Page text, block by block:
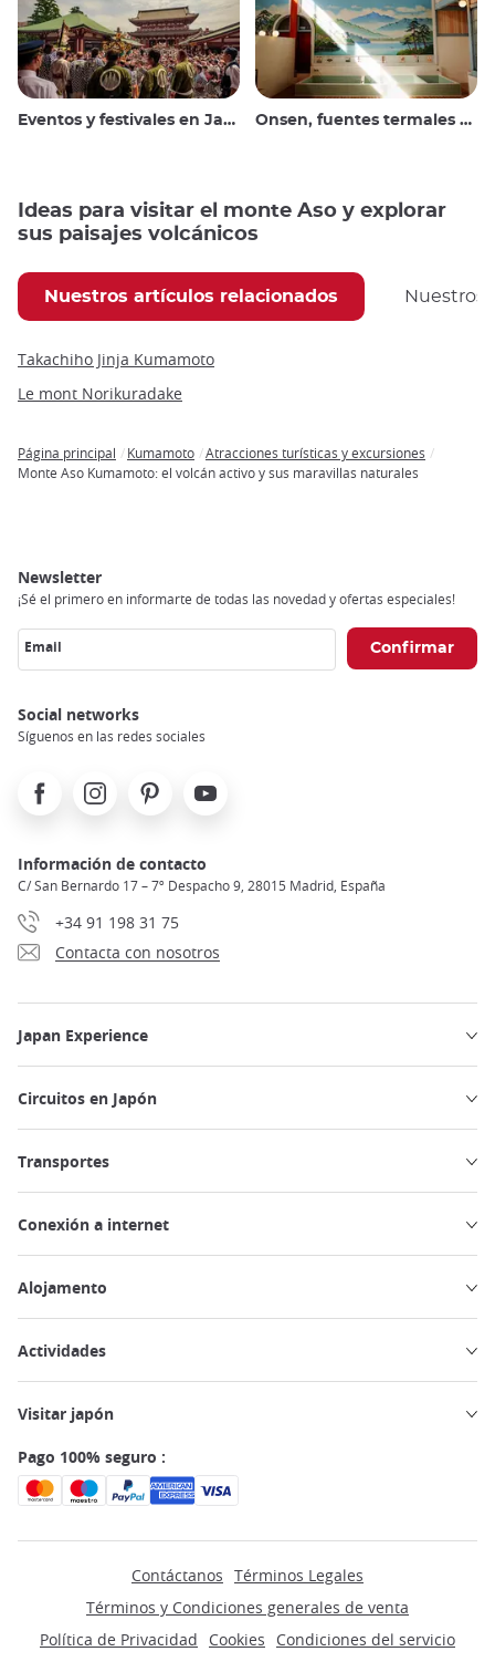
Eventos y festivales en Japón Onsen, fuentes termales y baños públicos
Ideas para visitar el monte Aso y explorar
sus paisajes volcánicos
Nuestros artículos relacionados Nuestros
Takachiho Jinja Kumamoto
Le mont Norikuradake
Breadcrumb
Página principal Kumamoto
Atracciones turísticas y excursiones
Monte Aso Kumamoto: el volcán activo y sus maravillas naturales
Newsletter
¡Sé el primero en informarte de todas las novedad y ofertas especiales!
Email
Social networks
Síguenos en las redes sociales
FacebookInstagramPinterest Youtube
Información de contacto
C/ San Bernardo 17 – 7º Despacho 9, 28015 Madrid, España
+34 91 198 31 75
Contacta con nosotros
Japan Experience
Circuitos en Japón
Transportes
Conexión a internet
Alojamento
Actividades
Visitar japón
Pago 100% seguro :
Contáctanos Términos Legales
Términos y Condiciones generales de venta
Política de Privacidad
Cookies
Condiciones del servicio